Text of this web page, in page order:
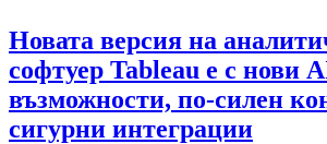
Новата версия на
софтуер Tableau е с нови
възможности, по-силен
сигурни интеграции